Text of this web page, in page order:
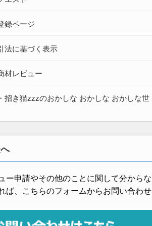
録ページ
法に基づく表示
材レビュー
招き猫zzzのおかしな おかしな おかしな世
ー申請やその他のことに関して分からな
ば、こちらのフォームからお問い合わせ